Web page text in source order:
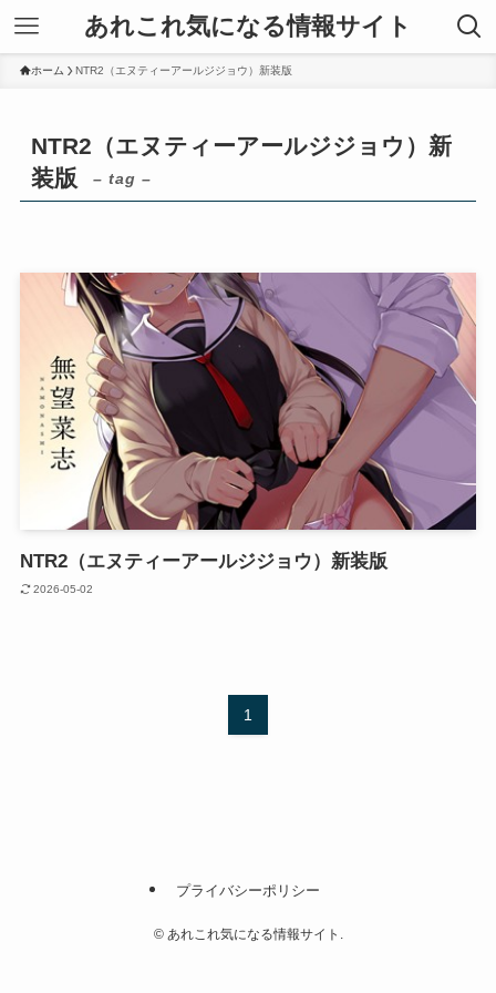
あれこれ気になる情報サイト
ホーム NTR2（エヌティーアールジジョウ）新装版
NTR2（エヌティーアールジジョウ）新
装版
– tag –
NTR2（エヌティーアールジジョウ）新装版
2026-05-02
1
プライバシーポリシー
©あれこれ気になる情報サイト.